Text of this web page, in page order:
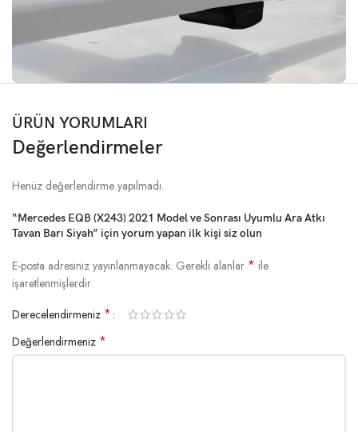
ÜRÜN YORUMLARI
Değerlendirmeler
Henüz değerlendirme yapılmadı.
“Mercedes EQB (X243) 2021 Model ve Sonrası Uyumlu Ara Atkı
Tavan Barı Siyah” için yorum yapan ilk kişi siz olun
E-posta adresiniz yayınlanmayacak. Gerekli alanlar * ile
işaretlenmişlerdir
Derecelendirmeniz *
Değerlendirmeniz *